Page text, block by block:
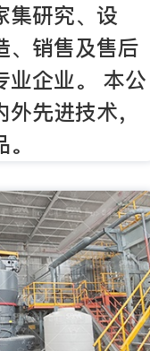
集研究、设
、销售及售后
业企业。 本公
先进技术，